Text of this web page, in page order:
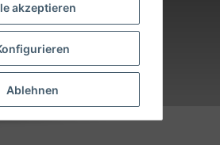
akzeptieren
Ablehnen